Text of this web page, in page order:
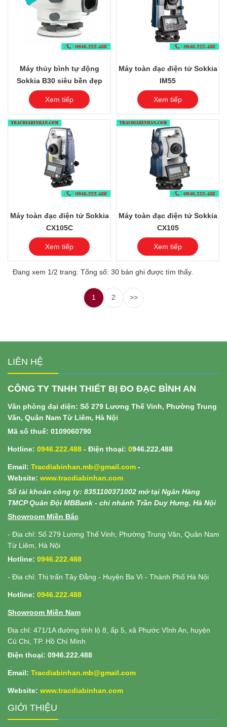
Máy thủy bình tự động
Sokkia B30 siêu bền đẹp
Xem tiếp
Máy toàn đạc điện tử Sokkia
IM55
Xem tiếp
Máy toàn đạc điện tử Sokkia
CX105C
Xem tiếp
Máy toàn đạc điện tử Sokkia
CX105
Xem tiếp
Đang xem 1/2 trang. Tổng số: 30 bản ghi được tìm thấy.
1 2 >>
LIÊN HỆ
CÔNG TY TNHH THIẾT BỊ ĐO ĐẠC BÌNH AN
Văn phòng đại diện: Số 279 Lương Thế Vinh, Phường Trung
Văn, Quân Nam Từ Liêm, Hà Nội
Mã số thuế: 0109060790
Hotline: 0946.222.488 - Điện thoại: 0946.222.488
Email: Tracdiabinhan.mb@gmail.com -
Website: www.tracdiabinhan.com
Số tài khoản công ty: 8351100371002 mở tại Ngân Hàng
TMCP Quân Đội MBBank - chi nhánh Trần Duy Hưng, Hà Nội
Showroom Miền Bắc
- Địa chỉ: Số 279 Lương Thế Vinh, Phường Trung Văn, Quân Nam
Từ Liêm, Hà Nội
Hotline: 0946.222.488
- Địa chỉ: Thị trấn Tây Đằng - Huyện Ba Vì - Thành Phố Hà Nội
Hotline: 0946.222.488
Showroom Miền Nam
Địa chỉ: 471/1A đường tỉnh lộ 8, ấp 5, xã Phước Vĩnh An, huyện
Củ Chi, TP. Hồ Chí Minh
Điện thoại: 0946.222.488
Email: Tracdiabinhan.mb@gmail.com
Website: www.tracdiabinhan.com
GIỚI THIỆU